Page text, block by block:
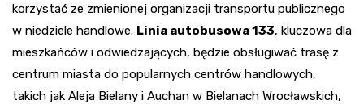
korzystać ze zmienionej organizacji transportu publicznego
w niedziele handlowe. Linia autobusowa 133, kluczowa dla
mieszkańców i odwiedzających, będzie obsługiwać trasę z
centrum miasta do popularnych centrów handlowych,
takich jak Aleja Bielany i Auchan w Bielanach Wrocławskich,